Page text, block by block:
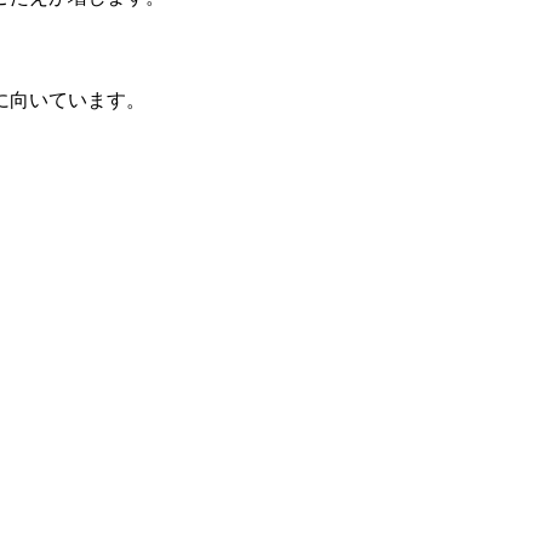
いています。